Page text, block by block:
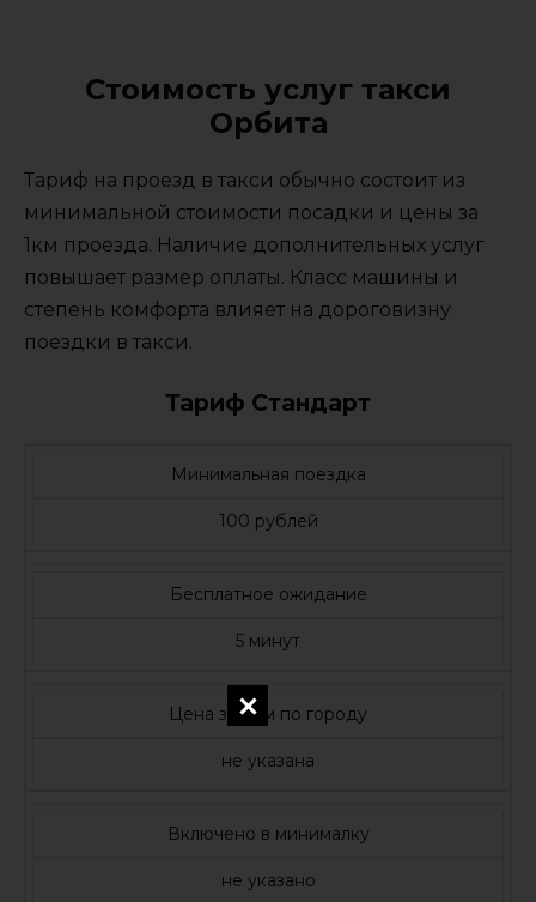
Стоимость услуг такси
Орбита
Тариф на проезд в такси обычно состоит из
минимальной стоимости посадки и цены за
1км проезда. Наличие дополнительных услуг
повышает размер оплаты. Класс машины и
степень комфорта влияет на дороговизну
поездки в такси.
Тариф Стандарт
Минимальная поездка
100 рублей
Бесплатное ожидание
5 минут
Цена за 1 км по городу
не указана
Включено в минималку
не указано